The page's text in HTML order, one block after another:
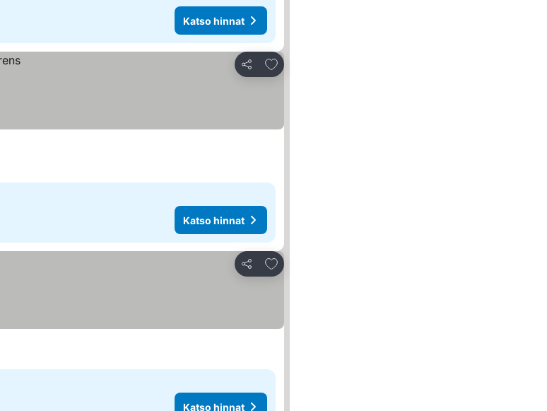
Katso hinnat
Jaa
Lisää suosikkeihin
Katso hinnat
Jaa
Lisää suosikkeihin
Katso hinnat